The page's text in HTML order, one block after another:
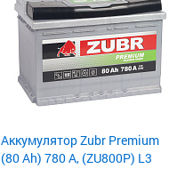
Аккумулятор Zubr Premium
(80 Ah) 780 А, (ZU800P) L3